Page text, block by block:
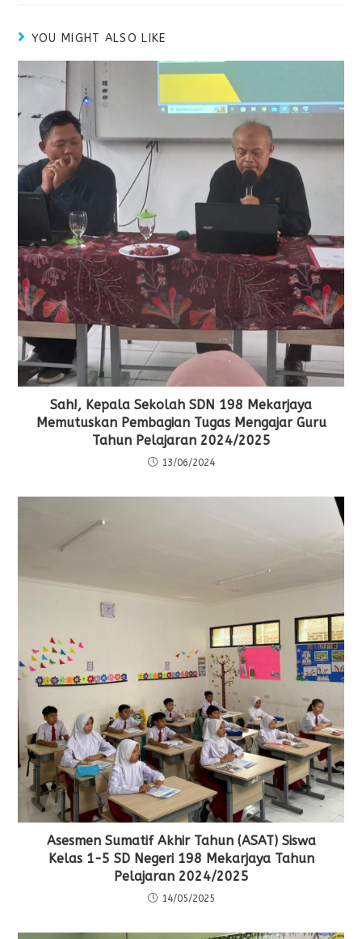
YOU MIGHT ALSO LIKE
Sah!, Kepala Sekolah SDN 198 Mekarjaya
Memutuskan Pembagian Tugas Mengajar Guru
Tahun Pelajaran 2024/2025
13/06/2024
Asesmen Sumatif Akhir Tahun (ASAT) Siswa
Kelas 1-5 SD Negeri 198 Mekarjaya Tahun
Pelajaran 2024/2025
14/05/2025